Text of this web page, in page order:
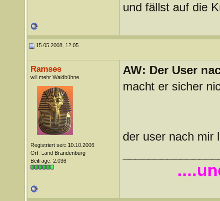
und fällst auf die
15.05.2008, 12:05
Ramses
will mehr Waldbühne
Registriert seit: 10.10.2006
Ort: Land Brandenburg
Beiträge: 2.036
AW: Der User
macht er sicher
der user nach mir